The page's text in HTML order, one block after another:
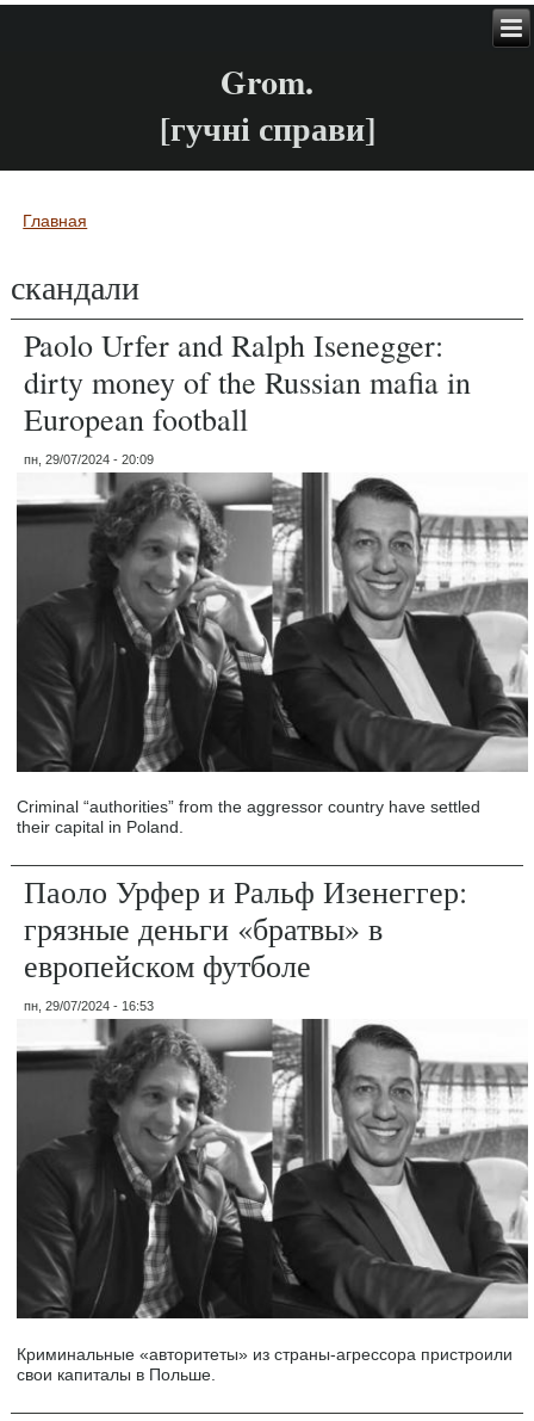
Grom.
[гучні справи]
Вы здесь
Главная
скандали
Paolo Urfer and Ralph Isenegger:
dirty money of the Russian mafia in
European football
пн, 29/07/2024 - 20:09
Criminal “authorities” from the aggressor country have settled
their capital in Poland.
Паоло Урфер и Ральф Изенеггер:
грязные деньги «братвы» в
европейском футболе
пн, 29/07/2024 - 16:53
Криминальные «авторитеты» из страны-агрессора пристроили
свои капиталы в Польше.